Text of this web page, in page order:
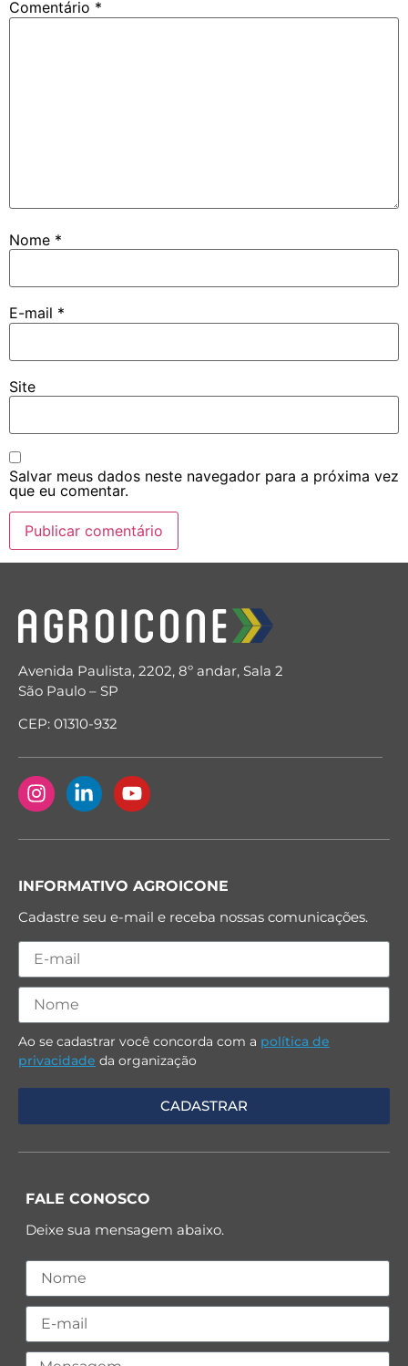
Comentário *
Nome *
E-mail *
Site
Salvar meus dados neste navegador para a próxima vez
que eu comentar.
Avenida Paulista, 2202, 8º andar, Sala 2
São Paulo – SP
CEP: 01310-932
INFORMATIVO AGROICONE
Cadastre seu e-mail e receba nossas comunicações.
Ao se cadastrar você concorda com a política de
privacidade da organização
FALE CONOSCO
Deixe sua mensagem abaixo.